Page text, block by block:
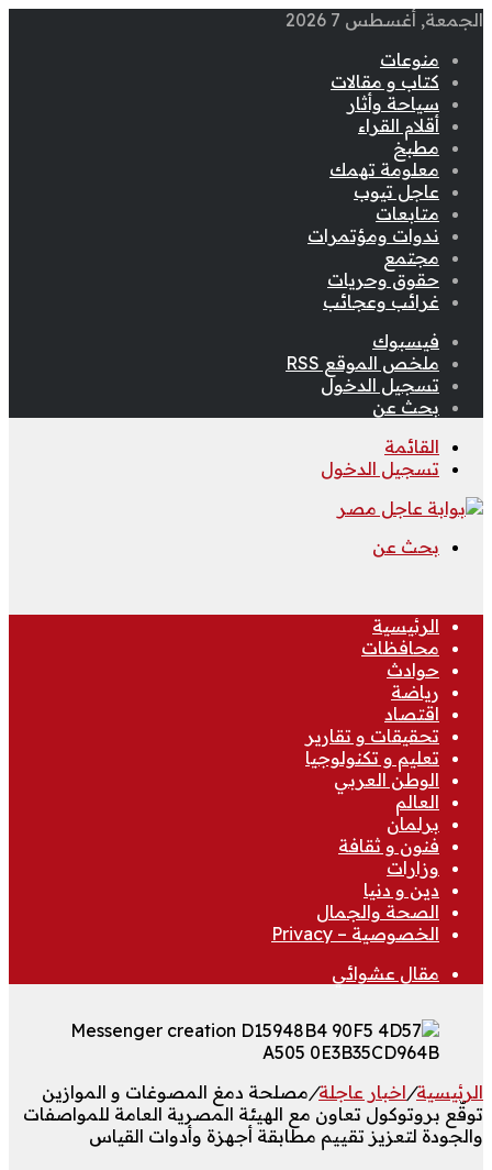
الجمعة, أغسطس 7 2026
منوعات
كتاب و مقالات
سياحة وأثار
أقلام القراء
مطبخ
معلومة تهمك
عاجل تيوب
متابعات
ندوات ومؤتمرات
مجتمع
حقوق وحريات
غرائب وعجائب
فيسبوك
ملخص الموقع RSS
تسجيل الدخول
بحث عن
القائمة
تسجيل الدخول
بحث عن
الرئيسية
محافظات
حوادث
رياضة
اقتصاد
تحقيقات و تقارير
تعليم و تكنولوجيا
الوطن العربي
العالم
برلمان
فنون و ثقافة
وزارات
دين و دنيا
الصحة والجمال
الخصوصية – Privacy
مقال عشوائي
الرئيسية/اخبار عاجلة/مصلحة دمغ المصوغات و الموازين
توقّع بروتوكول تعاون مع الهيئة المصرية العامة للمواصفات
والجودة لتعزيز تقييم مطابقة أجهزة وأدوات القياس